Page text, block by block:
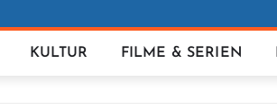
KULTUR FILME & SERIEN